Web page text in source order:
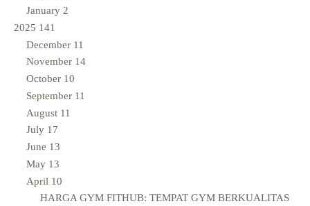
January 2
2025 141
December 11
November 14
October 10
September 11
August 11
July 17
June 13
May 13
April 10
HARGA GYM FITHUB: TEMPAT GYM BERKUALITAS